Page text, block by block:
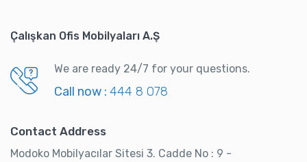
Çalışkan Ofis Mobilyaları A.Ş
We are ready 24/7 for your questions.
Call now : 444 8 078
Contact Address
Modoko Mobilyacılar Sitesi 3. Cadde No : 9 -